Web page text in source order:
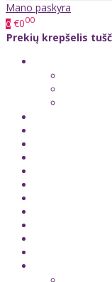
Mano paskyra
0 €000
Prekių krepšelis